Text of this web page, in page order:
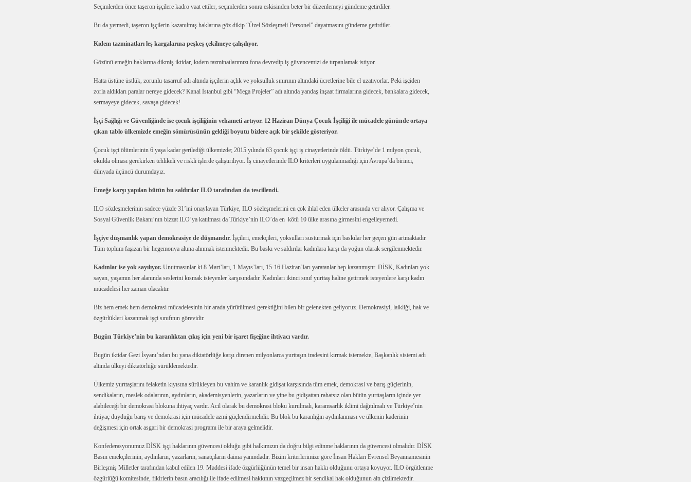
Seçimlerden önce taşeron işçilere kadro vaat ettiler, seçimlerden sonra eskisinden beter bir düzenlemeyi gündeme getirdiler.
Bu da yetmedi, taşeron işçilerin kazanılmış haklarına göz dikip “Özel Sözleşmeli Personel” dayatmasını gündeme getirdiler.
Kıdem tazminatları leş kargalarına peşkeş çekilmeye çalışılıyor.
Gözünü emeğin haklarına dikmiş iktidar, kıdem tazminatlarımızı fona devredip iş güvencemizi de tırpanlamak istiyor.
Hatta üstüne üstlük, zorunlu tasarruf adı altında işçilerin açlık ve yoksulluk sınırının altındaki ücretlerine bile el uzatıyorlar. Peki işçiden
zorla aldıkları paralar nereye gidecek? Kanal İstanbul gibi “Mega Projeler” adı altında yandaş inşaat firmalarına gidecek, bankalara gidecek,
sermayeye gidecek, savaşa gidecek!
İşçi Sağlığı ve Güvenliğinde ise çocuk işçiliğinin vehameti artıyor. 12 Haziran Dünya Çocuk İşçiliği ile mücadele gününde ortaya
çıkan tablo ülkemizde emeğin sömürüsünün geldiği boyutu bizlere açık bir şekilde gösteriyor.
Çocuk işçi ölümlerinin 6 yaşa kadar gerilediği ülkemizde; 2015 yılında 63 çocuk işçi iş cinayetlerinde öldü. Türkiye’de 1 milyon çocuk,
okulda olması gerekirken tehlikeli ve riskli işlerde çalıştırılıyor. İş cinayetlerinde ILO kriterleri uygulanmadığı için Avrupa’da birinci,
dünyada üçüncü durumdayız.
Emeğe karşı yapılan bütün bu saldırılar ILO tarafından da tescillendi.
ILO sözleşmelerinin sadece yüzde 31’ini onaylayan Türkiye, ILO sözleşmelerini en çok ihlal eden ülkeler arasında yer alıyor. Çalışma ve
Sosyal Güvenlik Bakanı’nın bizzat ILO’ya katılması da Türkiye’nin ILO’da en kötü 10 ülke arasına girmesini engelleyemedi.
İşçiye düşmanlık yapan demokrasiye de düşmandır. İşçileri, emekçileri, yoksulları susturmak için baskılar her geçen gün artmaktadır.
Tüm toplum faşizan bir hegemonya altına alınmak istenmektedir. Bu baskı ve saldırılar kadınlara karşı da yoğun olarak sergilenmektedir.
Kadınlar ise yok sayılıyor. Unutmasınlar ki 8 Mart’ları, 1 Mayıs’ları, 15-16 Haziran’ları yaratanlar hep kazanmıştır. DİSK, Kadınları yok
sayan, yaşamın her alanında seslerini kısmak isteyenler karşısındadır. Kadınları ikinci sınıf yurttaş haline getirmek isteyenlere karşı kadın
mücadelesi her zaman olacaktır.
Biz hem emek hem demokrasi mücadelesinin bir arada yürütülmesi gerektiğini bilen bir gelenekten geliyoruz. Demokrasiyi, laikliği, hak ve
özgürlükleri kazanmak işçi sınıfının görevidir.
Bugün Türkiye’nin bu karanlıktan çıkış için yeni bir işaret fişeğine ihtiyacı vardır.
Bugün iktidar Gezi İsyanı’ndan bu yana diktatörlüğe karşı direnen milyonlarca yurttaşın iradesini kırmak istemekte, Başkanlık sistemi adı
altında ülkeyi diktatörlüğe sürüklemektedir.
Ülkemiz yurttaşlarını felaketin kıyısına sürükleyen bu vahim ve karanlık gidişat karşısında tüm emek, demokrasi ve barış güçlerinin,
sendikaların, meslek odalarının, aydınların, akademisyenlerin, yazarların ve yine bu gidişattan rahatsız olan bütün yurttaşların içinde yer
alabileceği bir demokrasi blokuna ihtiyaç vardır. Acil olarak bu demokrasi bloku kurulmalı, karamsarlık iklimi dağıtılmalı ve Türkiye’nin
ihtiyaç duyduğu barış ve demokrasi için mücadele azmi güçlendirmelidir. Bu blok bu karanlığın aydınlanması ve ülkenin kaderinin
değişmesi için ortak asgari bir demokrasi programı ile bir araya gelmelidir.
Konfederasyonumuz DİSK işçi haklarının güvencesi olduğu gibi halkımızın da doğru bilgi edinme haklarının da güvencesi olmalıdır. DİSK
Basın emekçilerinin, aydınların, yazarların, sanatçıların daima yanındadır. Bizim kriterlerimize göre İnsan Hakları Evrensel Beyannamesinin
Birleşmiş Milletler tarafından kabul edilen 19. Maddesi ifade özgürlüğünün temel bir insan hakkı olduğunu ortaya koyuyor. İLO örgütlenme
özgürlüğü komitesinde, fikirlerin basın aracılığı ile ifade edilmesi hakkının vazgeçilmez bir sendikal hak olduğunun altı çizilmektedir.